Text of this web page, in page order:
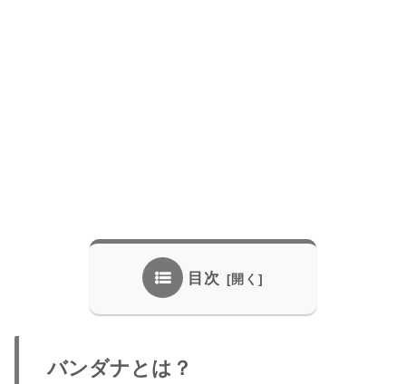
目次
バンダナとは？